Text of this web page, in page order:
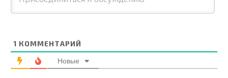
1 КОММЕНТАРИЙ
Новые